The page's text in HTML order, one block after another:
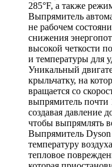
285°F, а также
Выпрямитель
не рабочем
снижения
высокой четкости
и температуры для
Уникальный
крыльчатку, на
вращается со
выпрямитель почти
создавая давление
чтобы выпрямлять
Выпрямитель
температуру
тепловое